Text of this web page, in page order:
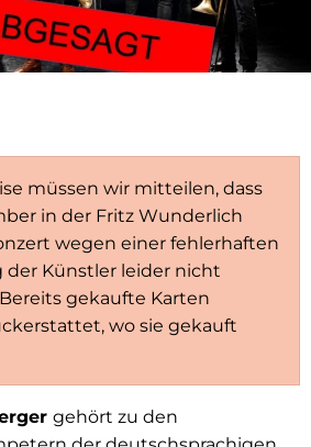
müssen wir mitteilen, dass
in der Fritz Wunderlich
wegen einer fehlerhaften
Künstler leider nicht
gekaufte Karten
wo sie gekauft
gehört zu den